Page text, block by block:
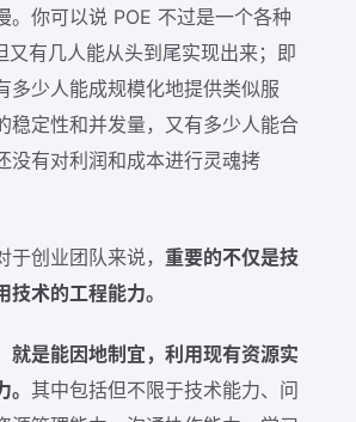
。你可以说 POE 不过是一个各种
又有几人能从头到尾实现出来；即
多少人能成规模化地提供类似服
稳定性和并发量，又有多少人能合
没有对利润和成本进行灵魂拷
创业团队来说， 重要的不仅是技
术的工程能力。
就是能因地制宜，利用现有资源实
其中包括但不限于技术能力、问